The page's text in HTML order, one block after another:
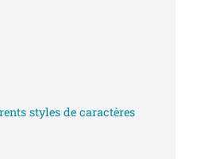
styles de caractères